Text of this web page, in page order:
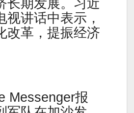
长期发展。习近
视讲话中表示，
改革，提振经济
Messenger报